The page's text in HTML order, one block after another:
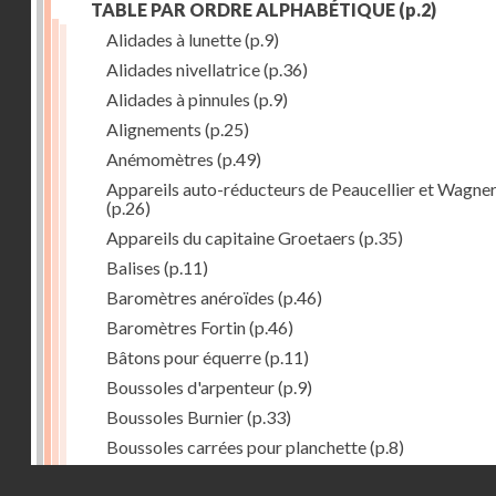
TABLE PAR ORDRE ALPHABÉTIQUE (p.2)
Alidades à lunette(p.9)
Alidades nivellatrice(p.36)
Alidades à pinnules (p.9)
Alignements (p.25)
Anémomètres (p.49)
Appareils auto-réducteurs de Peaucellier et Wagner
(p.26)
Appareils du capitaine Groetaers (p.35)
Balises (p.11)
Baromètres anéroïdes (p.46)
Baromètres Fortin(p.46)
Bâtons pour équerre(p.11)
Boussoles d'arpenteur(p.9)
Boussoles Burnier(p.33)
Boussoles carrées pour planchette(p.8)